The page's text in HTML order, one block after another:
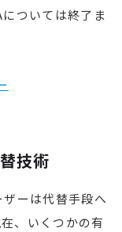
ついては終了ま
技術
ーは代替手段へ
、いくつかの有